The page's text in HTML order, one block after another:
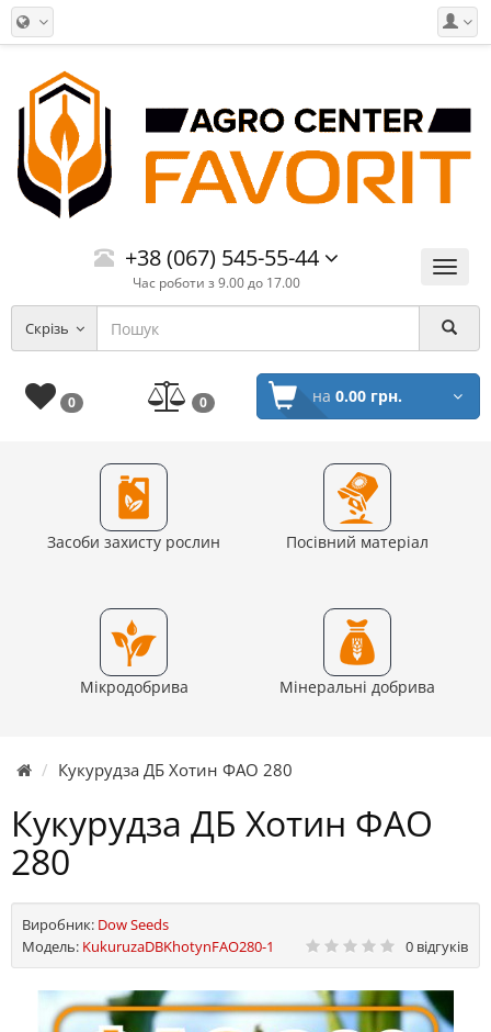
Меню
+38 (067) 545-55-44
Час роботи з 9.00 до 17.00
Скрізь
0 0 на 0.00 грн.
Засоби захисту рослин Посівний матеріал
Мікродобрива Мінеральні добрива
Кукурудза ДБ Хотин ФАО 280
Кукурудза ДБ Хотин ФАО
280
Виробник: Dow Seeds
Модель: KukuruzaDBKhotynFAO280-1 0 відгуків